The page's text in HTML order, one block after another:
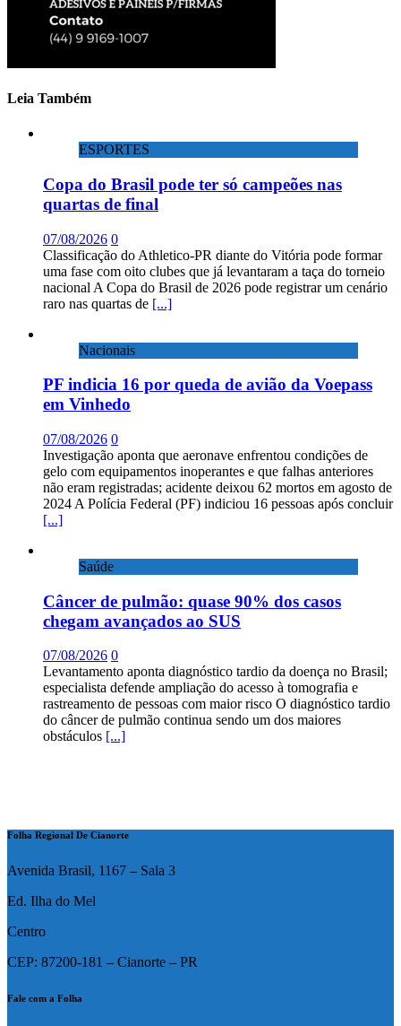
Leia Também
ESPORTES
Copa do Brasil pode ter só campeões nas
quartas de final
07/08/2026 0
Classificação do Athletico-PR diante do Vitória pode formar
uma fase com oito clubes que já levantaram a taça do torneio
nacional A Copa do Brasil de 2026 pode registrar um cenário
raro nas quartas de [...]
Nacionais
PF indicia 16 por queda de avião da Voepass
em Vinhedo
07/08/2026 0
Investigação aponta que aeronave enfrentou condições de
gelo com equipamentos inoperantes e que falhas anteriores
não eram registradas; acidente deixou 62 mortos em agosto de
2024 A Polícia Federal (PF) indiciou 16 pessoas após concluir
[...]
Saúde
Câncer de pulmão: quase 90% dos casos
chegam avançados ao SUS
07/08/2026 0
Levantamento aponta diagnóstico tardio da doença no Brasil;
especialista defende ampliação do acesso à tomografia e
rastreamento de pessoas com maior risco O diagnóstico tardio
do câncer de pulmão continua sendo um dos maiores
obstáculos [...]
Folha Regional De Cianorte
Avenida Brasil, 1167 – Sala 3
Ed. Ilha do Mel
Centro
CEP: 87200-181 – Cianorte – PR
Fale com a Folha